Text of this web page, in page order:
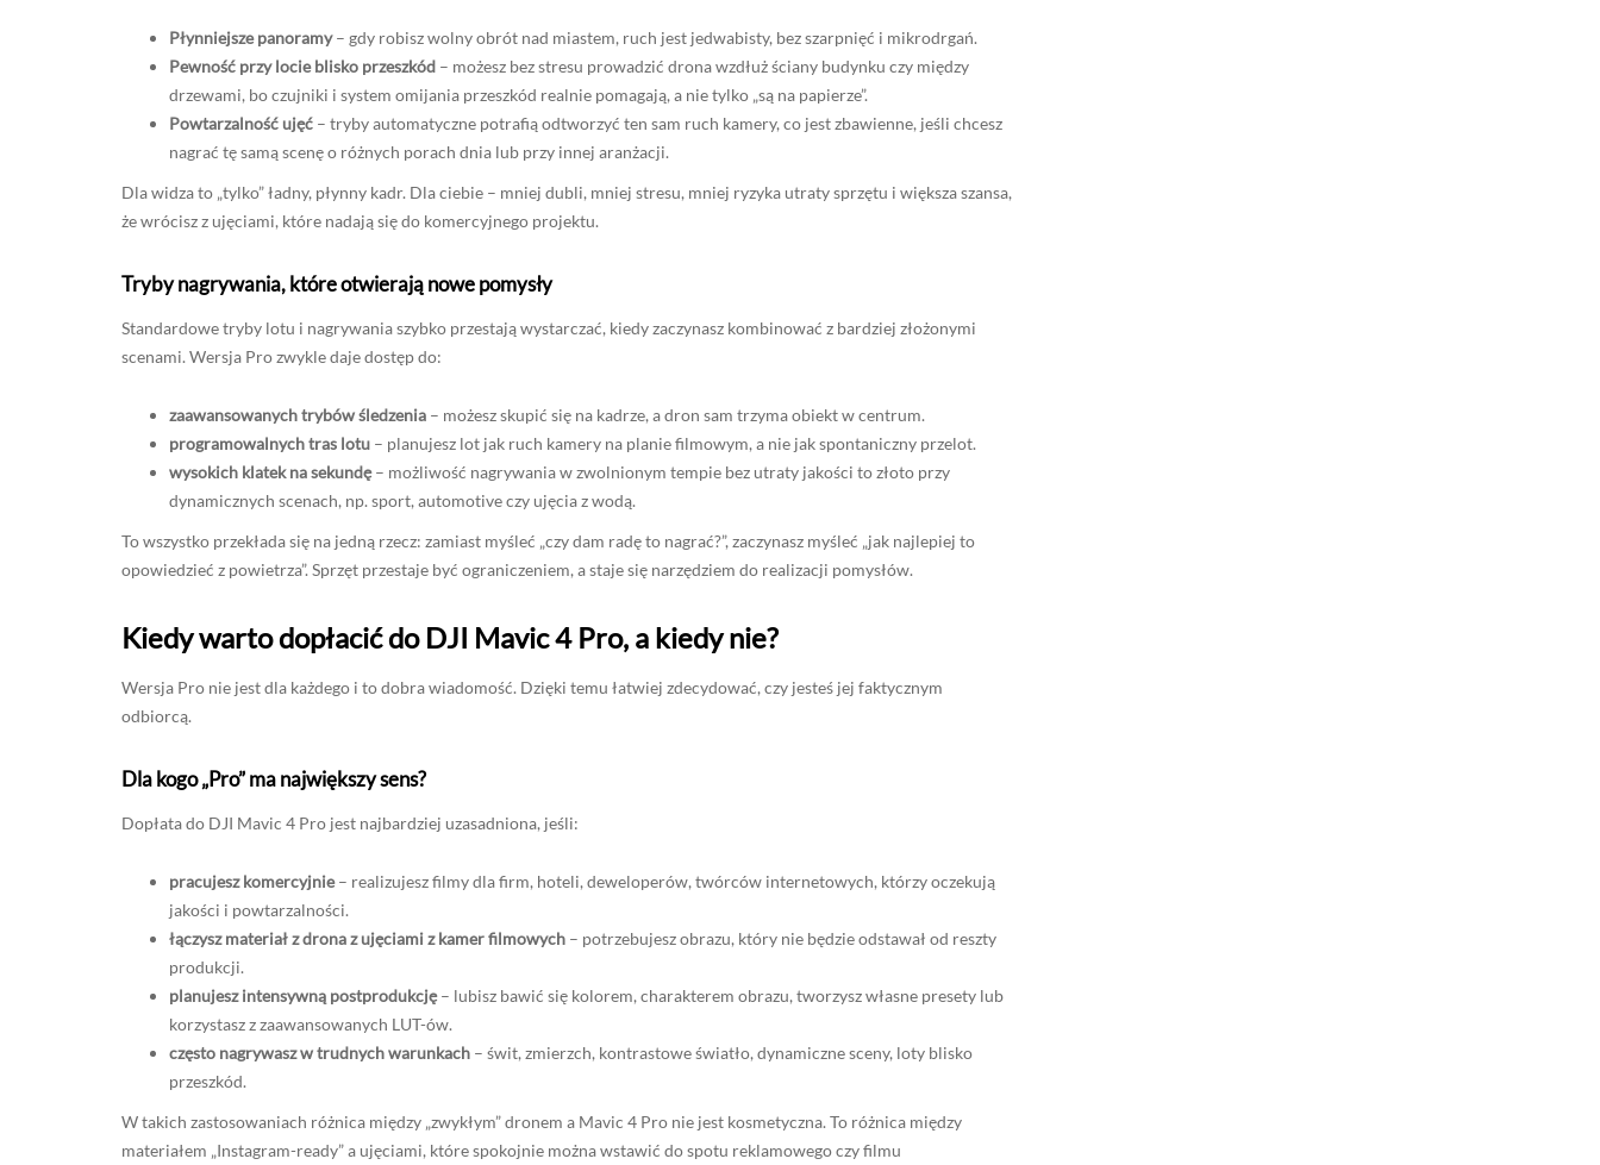
Płynniejsze panoramy– gdy robisz wolny obrót nad miastem, ruch jest jedwabisty, bez szarpnięć i mikrodrgań.
Pewność przy locie blisko przeszkód – możesz bez stresu prowadzić drona wzdłuż ściany budynku czy między
drzewami, bo czujniki i system omijania przeszkód realnie pomagają, a nie tylko „są na papierze”.
Powtarzalność ujęć – tryby automatyczne potrafią odtworzyć ten sam ruch kamery, co jest zbawienne, jeśli chcesz
nagrać tę samą scenę o różnych porach dnia lub przy innej aranżacji.
Dla widza to „tylko” ładny, płynny kadr. Dla ciebie – mniej dubli, mniej stresu, mniej ryzyka utraty sprzętu i większa szansa,
że wrócisz z ujęciami, które nadają się do komercyjnego projektu.
Tryby nagrywania, które otwierają nowe pomysły
Standardowe tryby lotu i nagrywania szybko przestają wystarczać, kiedy zaczynasz kombinować z bardziej złożonymi
scenami. Wersja Pro zwykle daje dostęp do:
zaawansowanych trybów śledzenia – możesz skupić się na kadrze, a dron sam trzyma obiekt w centrum.
programowalnych tras lotu – planujesz lot jak ruch kamery na planie filmowym, a nie jak spontaniczny przelot.
wysokich klatek na sekundę– możliwość nagrywania w zwolnionym tempie bez utraty jakości to złoto przy
dynamicznych scenach, np. sport, automotive czy ujęcia z wodą.
To wszystko przekłada się na jedną rzecz: zamiast myśleć „czy dam radę to nagrać?”, zaczynasz myśleć „jak najlepiej to
opowiedzieć z powietrza”. Sprzęt przestaje być ograniczeniem, a staje się narzędziem do realizacji pomysłów.
Kiedy warto dopłacić do DJI Mavic 4 Pro, a kiedy nie?
Wersja Pro nie jest dla każdego i to dobra wiadomość. Dzięki temu łatwiej zdecydować, czy jesteś jej faktycznym
odbiorcą.
Dla kogo „Pro” ma największy sens?
Dopłata do DJI Mavic 4 Pro jest najbardziej uzasadniona, jeśli:
pracujesz komercyjnie– realizujesz filmy dla firm, hoteli, deweloperów, twórców internetowych, którzy oczekują
jakości i powtarzalności.
łączysz materiał z drona z ujęciami z kamer filmowych – potrzebujesz obrazu, który nie będzie odstawał od reszty
produkcji.
planujesz intensywną postprodukcję– lubisz bawić się kolorem, charakterem obrazu, tworzysz własne presety lub
korzystasz z zaawansowanych LUT-ów.
często nagrywasz w trudnych warunkach – świt, zmierzch, kontrastowe światło, dynamiczne sceny, loty blisko
przeszkód.
W takich zastosowaniach różnica między „zwykłym” dronem a Mavic 4 Pro nie jest kosmetyczna. To różnica między
materiałem „Instagram-ready” a ujęciami, które spokojnie można wstawić do spotu reklamowego czy filmu